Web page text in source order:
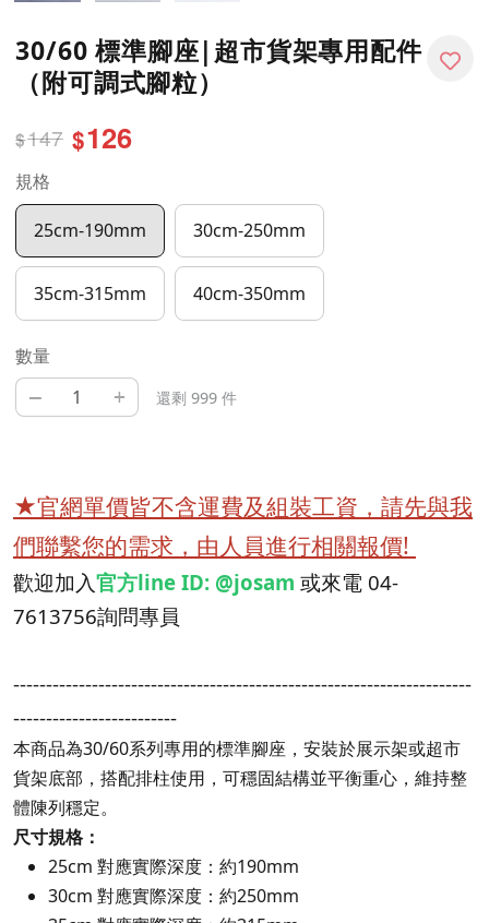
30/60 標準腳座|超市貨架專用配件
（附可調式腳粒）
$147 $126
規格
25cm-190mm 30cm-250mm
35cm-315mm 40cm-350mm
數量
– + 還剩 999 件
★官網單價皆不含運費及組裝工資，請先與我
們聯繫您的需求，由人員進行相關報價!
歡迎加入官方line ID: @josam 或來電 04-
7613756詢問專員
----------------------------------------------------------------------
-------------------------
本商品為30/60系列專用的標準腳座，安裝於展示架或超市
貨架底部，搭配排柱使用，可穩固結構並平衡重心，維持整
體陳列穩定。
尺寸規格：
25cm 對應實際深度：約190mm
30cm 對應實際深度：約250mm